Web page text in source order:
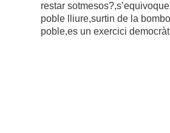
restar
poble lliure,surtin de la
poble,es un exercici